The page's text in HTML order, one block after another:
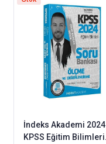
İndeks Akademi 2024
KPSS Eğitim Bilimleri